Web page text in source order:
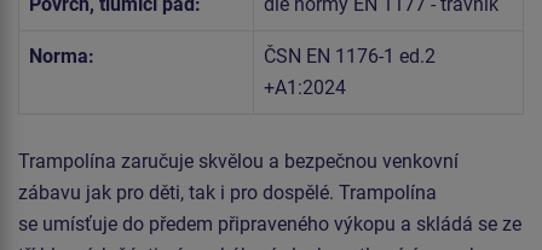
Norma:
ČSN EN 1176-1 ed.2
+A1:2024
Trampolína zaručuje skvělou a bezpečnou venkovní
zábavu jak pro děti, tak i pro dospělé. Trampolína
se umísťuje do předem připraveného výkopu a skládá se ze